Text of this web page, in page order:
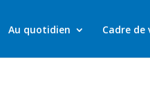
Au quotidien Cadre de